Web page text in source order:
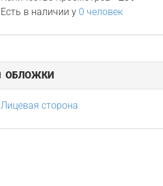
Есть в наличии у 0 человек
ОБЛОЖКИ
Лицевая сторона